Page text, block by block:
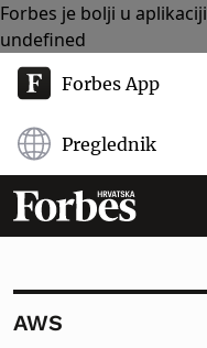
Forbes je bolji u aplikaciji
undefined
Forbes App
Preglednik
AWS